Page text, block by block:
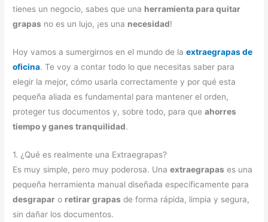
tienes un negocio, sabes que una herramienta para quitar
grapas no es un lujo, ¡es una necesidad!
Hoy vamos a sumergirnos en el mundo de laextraegrapas de
oficina. Te voy a contar todo lo que necesitas saber para
elegir la mejor, cómo usarla correctamente y por qué esta
pequeña aliada es fundamental para mantener el orden,
proteger tus documentos y, sobre todo, para queahorres
tiempo y ganes tranquilidad.
1. ¿Qué es realmente una Extraegrapas?
Es muy simple, pero muy poderosa. Unaextraegrapas es una
pequeña herramienta manual diseñada específicamente para
desgrapar o retirar grapas de forma rápida, limpia y segura,
sin dañar los documentos.